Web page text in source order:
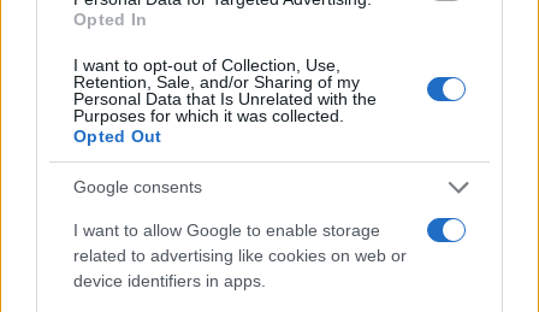
Opted In
I want to opt-out of Collection, Use,
Retention, Sale, and/or Sharing of my
Personal Data that Is Unrelated with the
Purposes for which it was collected.
Opted Out
Google consents
I want to allow Google to enable storage
related to advertising like cookies on web or
device identifiers in apps.
Luc Boileaur, ha però sostanzialmente
maschera sulle vaccinazioni. A chi si preoccupa
di quante dosi stiamo facendo e di quante altre
saremo chiamati a somministrarci,
che ormaicontare il numero di iniezioni è
inutile e superato
. Bisogna considerare quanto
tempo è passato dall’ultimo vaccino. In sintesi,
prodotti che dovevano essere validissimi e
perenni, in grado di “farci stare tra persone non